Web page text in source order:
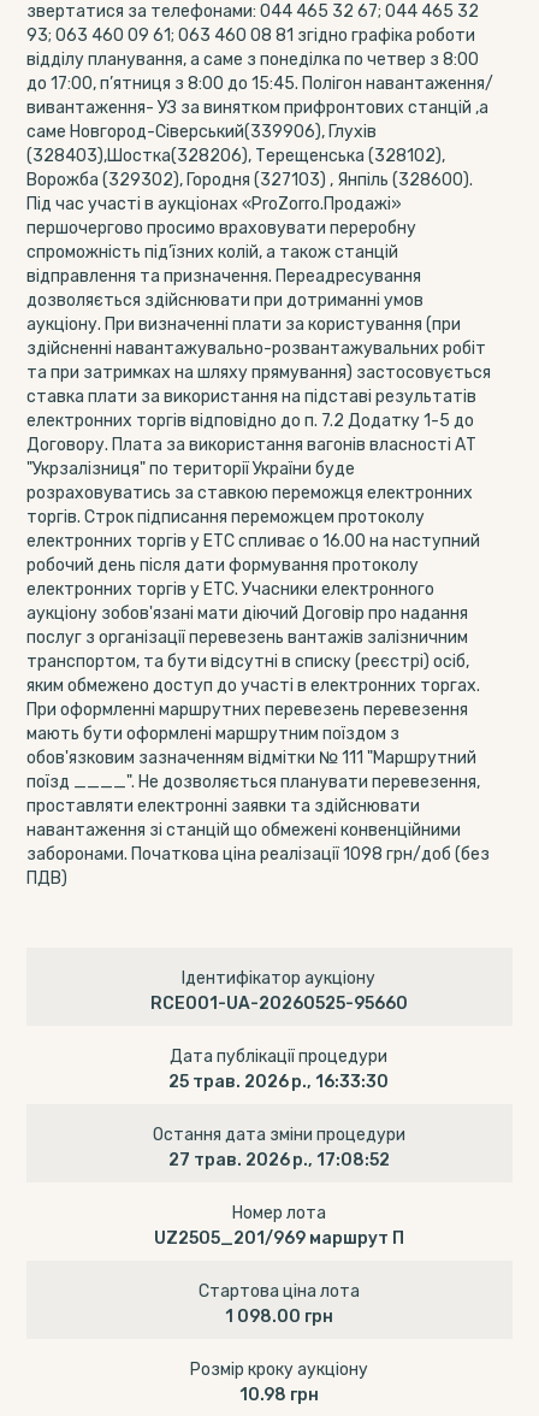
звертатися за телефонами: 044 465 32 67; 044 465 32
93; 063 460 09 61; 063 460 08 81 згідно графіка роботи
відділу планування, а саме з понеділка по четвер з 8:00
до 17:00, п’ятниця з 8:00 до 15:45. Полігон навантаження/
вивантаження- УЗ за винятком прифронтових станцій ,а
саме Новгород-Сіверський(339906), Глухів
(328403),Шостка(328206), Терещенська (328102),
Ворожба (329302), Городня (327103) , Янпіль (328600).
Під час участі в аукціонах «ProZorro.Продажі»
першочергово просимо враховувати переробну
спроможність під’їзних колій, а також станцій
відправлення та призначення. Переадресування
дозволяється здійснювати при дотриманні умов
аукціону. При визначенні плати за користування (при
здійсненні навантажувально-розвантажувальних робіт
та при затримках на шляху прямування) застосовується
ставка плати за використання на підставі результатів
електронних торгів відповідно до п. 7.2 Додатку 1-5 до
Договору. Плата за використання вагонів власності АТ
"Укрзалізниця" по території України буде
розраховуватись за ставкою переможця електронних
торгів. Строк підписання переможцем протоколу
електронних торгів у ЕТС спливає о 16.00 на наступний
робочий день після дати формування протоколу
електронних торгів у ЕТС. Учасники електронного
аукціону зобов'язані мати діючий Договір про надання
послуг з організації перевезень вантажів залізничним
транспортом, та бути відсутні в списку (реєстрі) осіб,
яким обмежено доступ до участі в електронних торгах.
При оформленні маршрутних перевезень перевезення
мають бути оформлені маршрутним поїздом з
обов'язковим зазначенням відмітки № 111 "Маршрутний
поїзд ____". Не дозволяється планувати перевезення,
проставляти електронні заявки та здійснювати
навантаження зі станцій що обмежені конвенційними
заборонами. Початкова ціна реалізації 1098 грн/доб (без
ПДВ)
Ідентифікатор аукціону
RCE001-UA-20260525-95660
Дата публікації процедури
25 трав. 2026 р., 16:33:30
Остання дата зміни процедури
27 трав. 2026 р., 17:08:52
Номер лота
UZ2505_201/969 маршрут П
Стартова ціна лота
1 098.00 грн
Розмір кроку аукціону
10.98 грн